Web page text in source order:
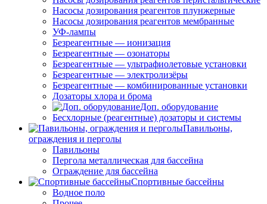
Насосы дозирования реагентов плунжерные
Насосы дозирования реагентов мембранные
УФ-лампы
Безреагентные — ионизация
Безреагентные — озонаторы
Безреагентные — ультрафиолетовые установки
Безреагентные — электролизёры
Безреагентные — комбинированные установки
Дозаторы хлора и брома
Доп. оборудование
Бесхлорные (реагентные) дозаторы и системы
Павильоны,
ограждения и перголы
Павильоны
Пергола металлическая для бассейна
Ограждение для бассейна
Спортивные бассейны
Водное поло